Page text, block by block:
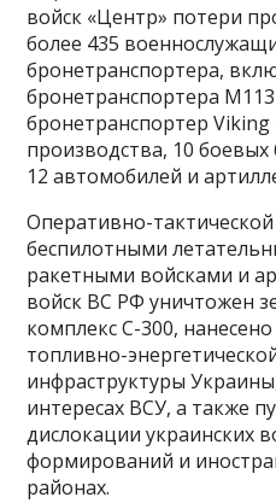
войск «Центр» потери
более 435
бронетранспортера,
бронетранспортера
бронетранспортер
производства, 10
12 автомобилей и
Оперативно-
беспилотными
ракетными войсками и
войск ВС РФ уничтожен
комплекс С-300,
топливно-
инфраструктуры
интересах ВСУ, а также
дислокации украинских
формирований и
районах.